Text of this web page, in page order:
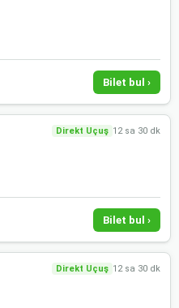
Bilet bul ›
Direkt Uçuş 12 sa 30 dk
Bilet bul ›
Direkt Uçuş 12 sa 30 dk